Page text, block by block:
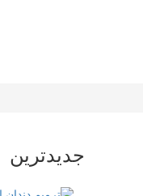
جدیدترین